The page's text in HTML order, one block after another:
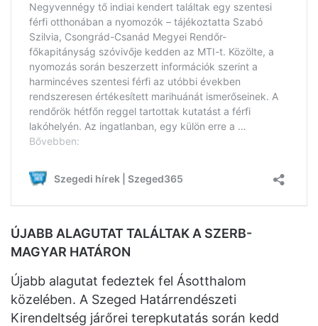
ÚJABB ALAGUTAT TALÁLTAK A SZERB-
MAGYAR HATÁRON
Újabb alagutat fedeztek fel Ásotthalom
közelében. A Szeged Határrendészeti
Kirendeltség járőrei terepkutatás során kedd